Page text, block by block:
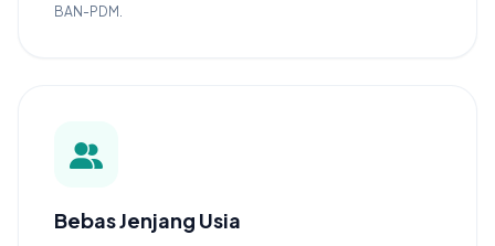
BAN-PDM.
Bebas Jenjang Usia